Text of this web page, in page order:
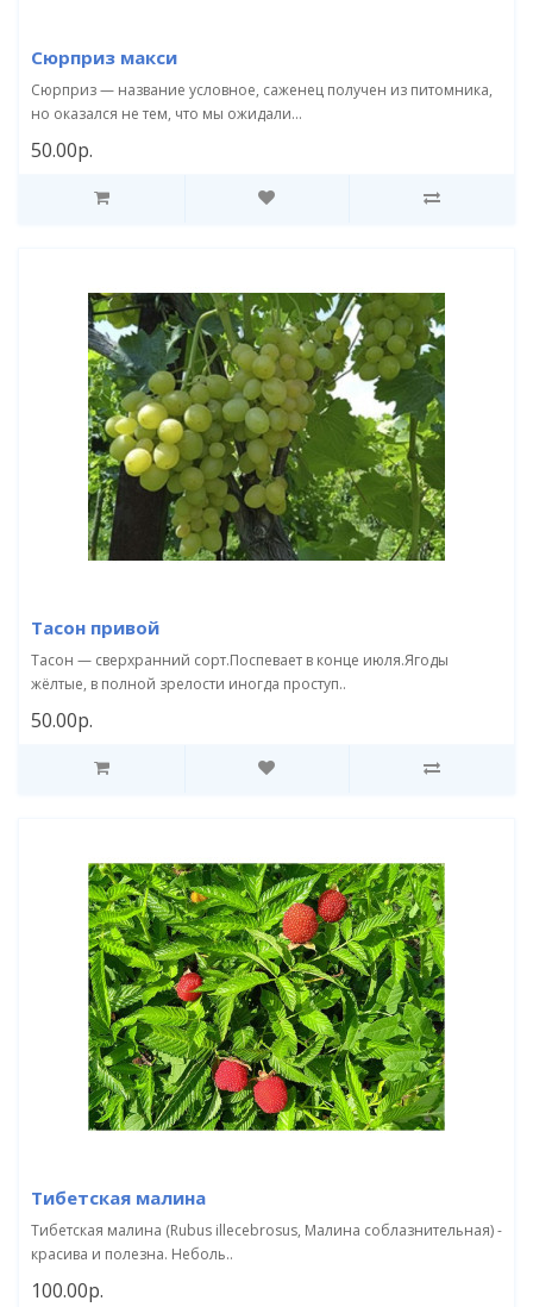
Сюрприз макси
Сюрприз — название условное, саженец получен из питомника,
но оказался не тем, что мы ожидали...
50.00р.
Тасон привой
Тасон — сверхранний сорт.Поспевает в конце июля.Ягоды
жёлтые, в полной зрелости иногда проступ..
50.00р.
Тибетская малина
Тибетская малина (Rubus illecebrosus, Малина соблазнительная) -
красива и полезна. Неболь..
100.00р.